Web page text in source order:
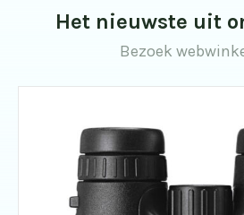
Het nieuwste uit
Bezoek